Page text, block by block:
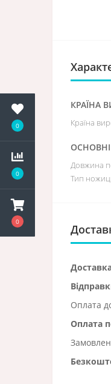
0
0
0
КРАЇНА
Країна
Довжина
Тип
Оплата
Оплата